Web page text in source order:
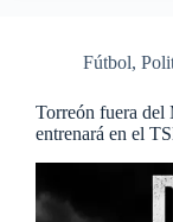
Fútbol,
Torreón fuera del
entrenará en el